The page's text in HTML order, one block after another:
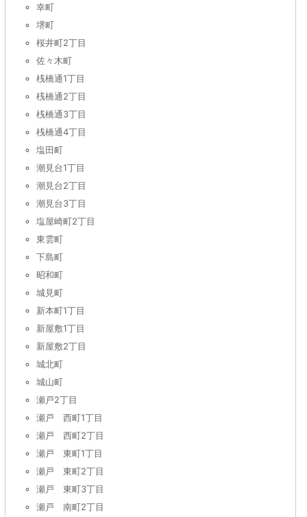
幸町
堺町
桜井町2丁目
佐々木町
桟橋通1丁目
桟橋通2丁目
桟橋通3丁目
桟橋通4丁目
塩田町
潮見台1丁目
潮見台2丁目
潮見台3丁目
塩屋崎町2丁目
東雲町
下島町
昭和町
城見町
新本町1丁目
新屋敷1丁目
新屋敷2丁目
城北町
城山町
瀬戸2丁目
瀬戸 西町1丁目
瀬戸 西町2丁目
瀬戸 東町1丁目
瀬戸 東町2丁目
瀬戸 東町3丁目
瀬戸 南町2丁目